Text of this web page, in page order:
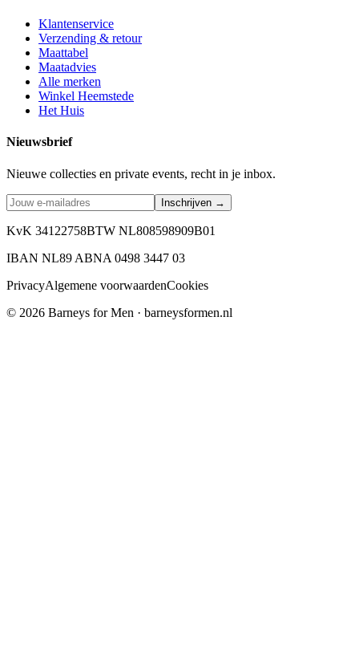
Klantenservice
Verzending & retour
Maattabel
Maatadvies
Alle merken
Winkel Heemstede
Het Huis
Nieuwsbrief
Nieuwe collecties en private events, recht in je inbox.
Inschrijven →
KvK 34122758BTW NL808598909B01
IBAN NL89 ABNA 0498 3447 03
PrivacyAlgemene voorwaardenCookies
© 2026 Barneys for Men · barneysformen.nl